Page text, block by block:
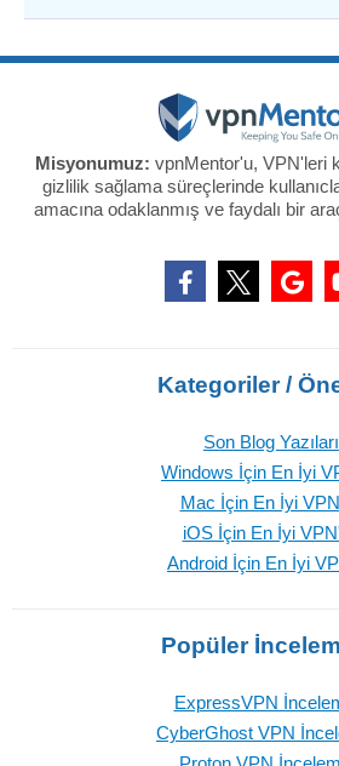
Misyonumuz: vpnMentor'u, VPN'leri
gizlilik sağlama süreçlerinde
amacına odaklanmış ve faydalı bir
Kategoriler /
Son Blog Yazıları
Windows İçin En İyi
Mac İçin En İyi
iOS İçin En İyi
Android İçin En İyi
Popüler
ExpressVPN
CyberGhost VPN